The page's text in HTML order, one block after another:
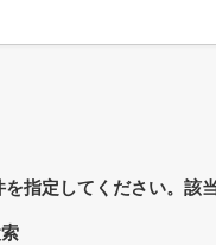
を指定してください。該